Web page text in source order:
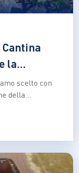
la
scelto con
della
a
al
nata nel 1935,